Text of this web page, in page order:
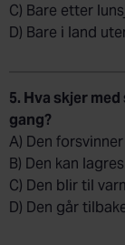
C) Bare etter
D) Bare i land
5. Hva skjer
gang?
A) Den forsvinner
B) Den kan
C) Den blir til
D) Den går